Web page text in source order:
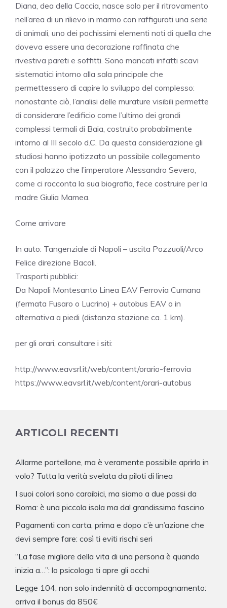
Diana, dea della Caccia, nasce solo per il ritrovamento
nell’area di un rilievo in marmo con raffigurati una serie
di animali, uno dei pochissimi elementi noti di quella che
doveva essere una decorazione raffinata che
rivestiva pareti e soffitti. Sono mancati infatti scavi
sistematici intorno alla sala principale che
permettessero di capire lo sviluppo del complesso:
nonostante ciò, l’analisi delle murature visibili permette
di considerare l’edificio come l’ultimo dei grandi
complessi termali di Baia, costruito probabilmente
intorno al III secolo d.C. Da questa considerazione gli
studiosi hanno ipotizzato un possibile collegamento
con il palazzo che l’imperatore Alessandro Severo,
come ci racconta la sua biografia, fece costruire per la
madre Giulia Mamea.
Come arrivare
In auto: Tangenziale di Napoli – uscita Pozzuoli/Arco
Felice direzione Bacoli.
Trasporti pubblici:
Da Napoli Montesanto Linea EAV Ferrovia Cumana
(fermata Fusaro o Lucrino) + autobus EAV o in
alternativa a piedi (distanza stazione ca. 1 km).
per gli orari, consultare i siti:
http://www.eavsrl.it/web/content/orario-ferrovia
https://www.eavsrl.it/web/content/orari-autobus
ARTICOLI RECENTI
Allarme portellone, ma è veramente possibile aprirlo in
volo? Tutta la verità svelata da piloti di linea
I suoi colori sono caraibici, ma siamo a due passi da
Roma: è una piccola isola ma dal grandissimo fascino
Pagamenti con carta, prima e dopo c’è un’azione che
devi sempre fare: così ti eviti rischi seri
“La fase migliore della vita di una persona è quando
inizia a…”: lo psicologo ti apre gli occhi
Legge 104, non solo indennità di accompagnamento:
arriva il bonus da 850€